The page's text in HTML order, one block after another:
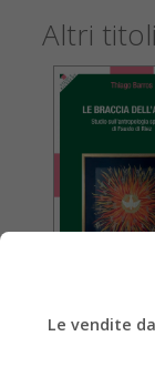
Altri
Le braccia
Le vendite